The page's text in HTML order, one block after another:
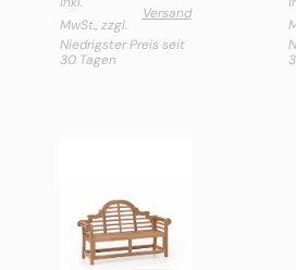
MwSt., zzgl.
Versand
Niedrigster Preis seit
30 Tagen